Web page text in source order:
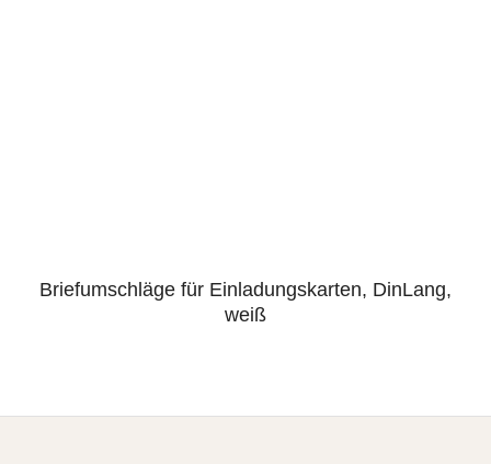
Briefumschläge für Einladungskarten, DinLang,
weiß